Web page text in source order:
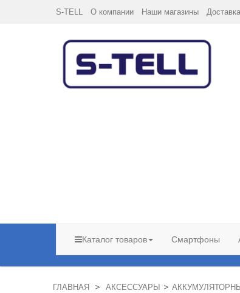
S-TELL О компании Наши магазины
Каталог товаров Смартфоны
ГЛАВНАЯ > АКСЕССУАРЫ >